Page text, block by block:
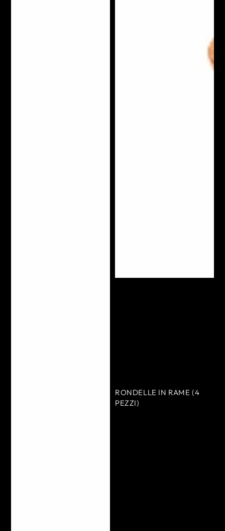
RONDELLE IN RAME (4
PEZZI)